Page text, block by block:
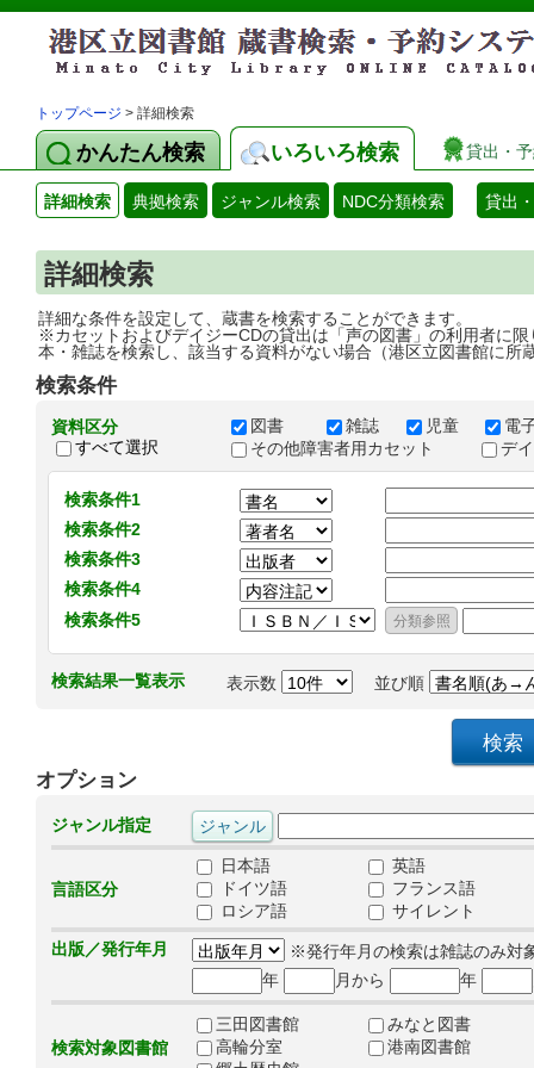
トップページ > 詳細検索
かんたん検索 いろいろ検索 貸出・
詳細検索 典拠検索 ジャンル検索 NDC分類検索 貸出
詳細検索
詳細な条件を設定して、蔵書を検索することができます。
※カセットおよびデイジーCDの貸出は「声の図書」の利用者に限
本・雑誌を検索し、該当する資料がない場合（港区立図書館に所
検索条件
資料区分
すべて選択
図書 雑誌 児童
電
その他障害者用カセット
デ
検索条件1
検索条件2
検索条件3
検索条件4
検索条件5
検索結果一覧表示 表示数 並び順
オプション
ジャンル指定
言語区分
日本語
英語
ドイツ語
フランス語
ロシア語
サイレント
出版／発行年月
※発行年月の検索は雑誌のみ対
年
月から 年
検索対象図書館
三田図書館
みなと図書
高輪分室
港南図書館